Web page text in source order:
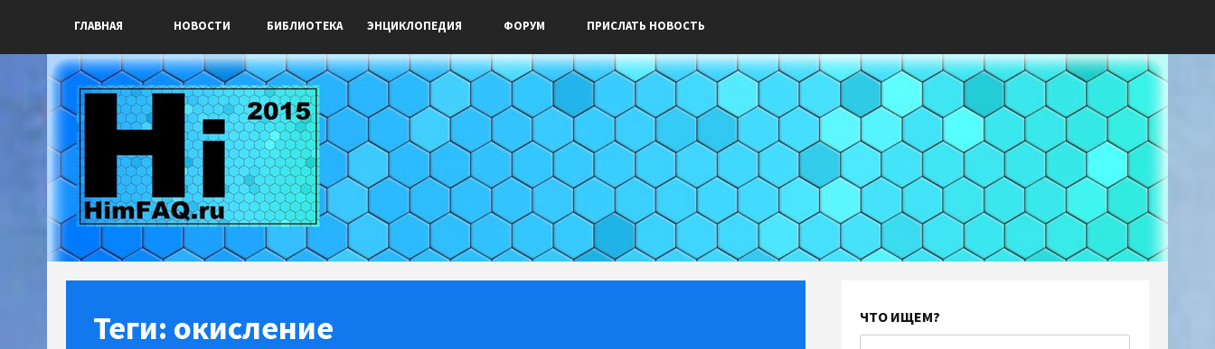
ГЛАВНАЯ НОВОСТИ БИБЛИОТЕКА ЭНЦИКЛОПЕДИЯ ФОРУМ ПРИСЛАТЬ НОВОСТЬ
Теги: окисление ЧТО ИЩЕМ?